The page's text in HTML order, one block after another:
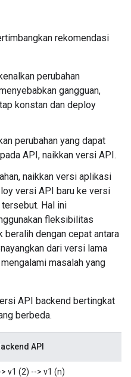
rekomendasi
perubahan
gangguan,
konstan dan deploy
perubahan yang dapat
API, naikkan versi API.
naikkan versi aplikasi
versi API baru ke versi
Hal ini
fleksibilitas
beralih dengan cepat antara
dari versi lama
masalah yang
API backend bertingkat
berbeda.
API
v1 (2) --> v1 (n)